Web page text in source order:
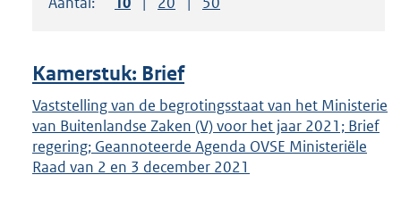
om
uw
keuze
te
bevestigen.
Kamerstuk: Brief
Vaststelling van de begrotingsstaat van het Ministerie
van Buitenlandse Zaken (V) voor het jaar 2021; Brief
regering; Geannoteerde Agenda OVSE Ministeriële
Raad van 2 en 3 december 2021